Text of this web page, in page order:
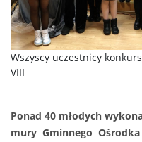
Wszyscy uczestnicy
VIII
Ponad 40 młodych
mury Gminnego